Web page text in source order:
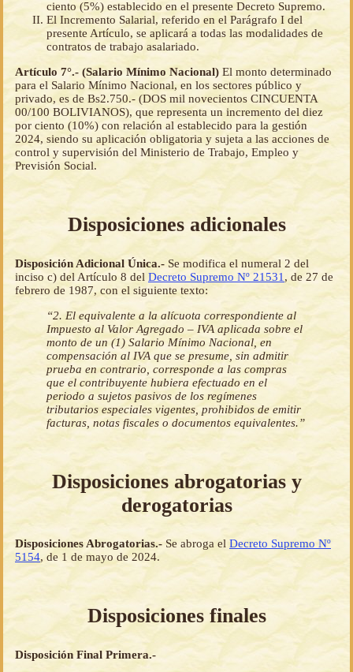
ciento (5%) establecido en el presente Decreto Supremo.
El Incremento Salarial, referido en el Parágrafo I del
presente Artículo, se aplicará a todas las modalidades de
contratos de trabajo asalariado.
Artículo 7°.- (Salario Mínimo Nacional) El monto determinado
para el Salario Mínimo Nacional, en los sectores público y
privado, es de Bs2.750.- (DOS mil novecientos CINCUENTA
00/100 BOLIVIANOS), que representa un incremento del diez
por ciento (10%) con relación al establecido para la gestión
2024, siendo su aplicación obligatoria y sujeta a las acciones de
control y supervisión del Ministerio de Trabajo, Empleo y
Previsión Social.
Disposiciones adicionales
Disposición Adicional Única.- Se modifica el numeral 2 del
inciso c) del Artículo 8 del Decreto Supremo Nº 21531 , de 27 de
febrero de 1987, con el siguiente texto:
“2. El equivalente a la alícuota correspondiente al
Impuesto al Valor Agregado – IVA aplicada sobre el
monto de un (1) Salario Mínimo Nacional, en
compensación al IVA que se presume, sin admitir
prueba en contrario, corresponde a las compras
que el contribuyente hubiera efectuado en el
periodo a sujetos pasivos de los regímenes
tributarios especiales vigentes, prohibidos de emitir
facturas, notas fiscales o documentos equivalentes.”
Disposiciones abrogatorias y
derogatorias
Disposiciones Abrogatorias.- Se abroga el Decreto Supremo Nº
5154, de 1 de mayo de 2024.
Disposiciones finales
Disposición Final Primera.-